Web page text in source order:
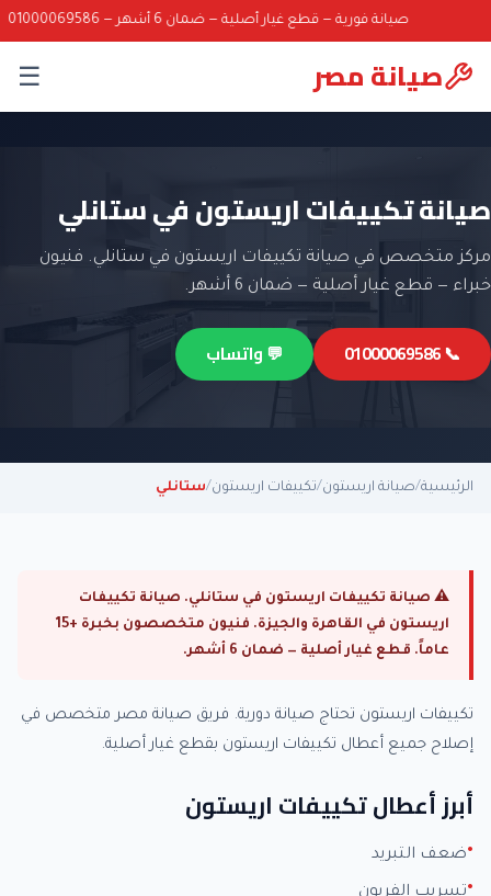
صيانة فورية — قطع غيار أصلية — ضمان 6 أشهر — 01000069586
صيانة مصر ☰
صيانة تكييفات اريستون في ستانلي
مركز متخصص في صيانة تكييفات اريستون في ستانلي. فنيون
خبراء — قطع غيار أصلية — ضمان 6 أشهر.
📞 01000069586 💬 واتساب
الرئيسية/صيانة اريستون/تكييفات اريستون/ستانلي
⚠ صيانة تكييفات اريستون في ستانلي. صيانة تكييفات
اريستون في القاهرة والجيزة. فنيون متخصصون بخبرة +15
عاماً. قطع غيار أصلية — ضمان 6 أشهر.
تكييفات اريستون تحتاج صيانة دورية. فريق صيانة مصر متخصص في
إصلاح جميع أعطال تكييفات اريستون بقطع غيار أصلية.
أبرز أعطال تكييفات اريستون
ضعف التبريد